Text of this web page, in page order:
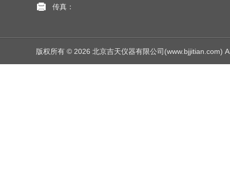
传真：
版权所有 © 2026 北京吉天仪器有限公司